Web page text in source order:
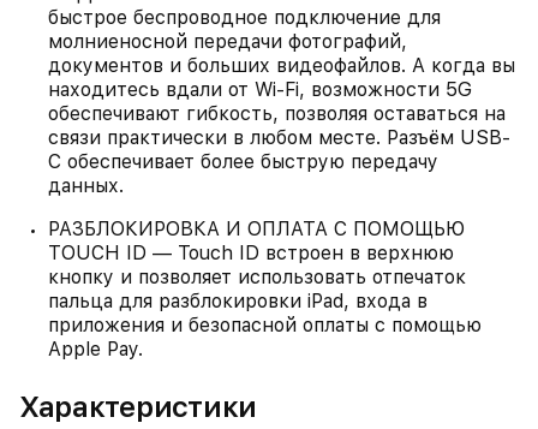
быстрое беспроводное подключение для
молниеносной передачи фотографий,
документов и больших видеофайлов. А когда вы
находитесь вдали от Wi-Fi, возможности 5G
обеспечивают гибкость, позволяя оставаться на
связи практически в любом месте. Разъём USB-
C обеспечивает более быструю передачу
данных.
РАЗБЛОКИРОВКА И ОПЛАТА С ПОМОЩЬЮ
TOUCH ID — Touch ID встроен в верхнюю
кнопку и позволяет использовать отпечаток
пальца для разблокировки iPad, входа в
приложения и безопасной оплаты с помощью
Apple Pay.
Характеристики